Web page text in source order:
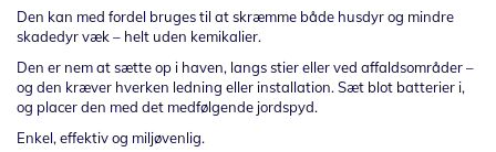
Den kan med fordel bruges til at skræmme både husdyr og mindre
skadedyr væk – helt uden kemikalier.
Den er nem at sætte op i haven, langs stier eller ved affaldsområder –
og den kræver hverken ledning eller installation. Sæt blot batterier i,
og placer den med det medfølgende jordspyd.
Enkel, effektiv og miljøvenlig.